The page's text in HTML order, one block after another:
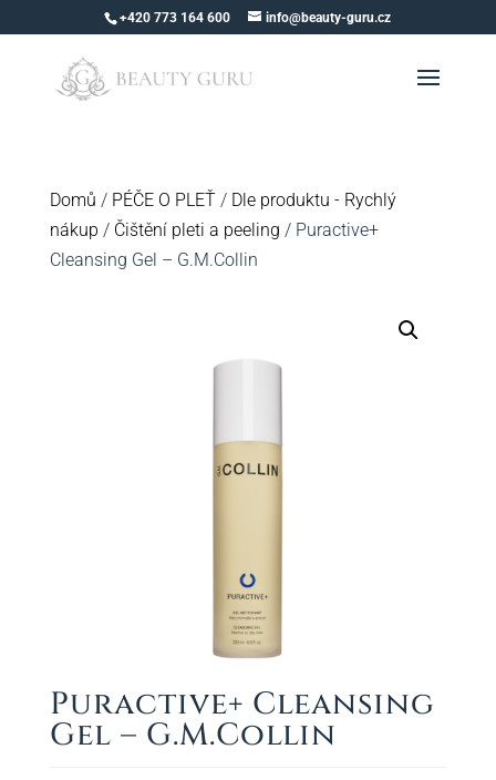
+420 773 164 600 info@beauty-guru.cz
Domů / PÉČE O PLEŤ/ Dle produktu - Rychlý
nákup / Čištění pleti a peeling / Puractive+
Cleansing Gel – G.M.Collin
Puractive+ Cleansing
Gel – G.M.Collin